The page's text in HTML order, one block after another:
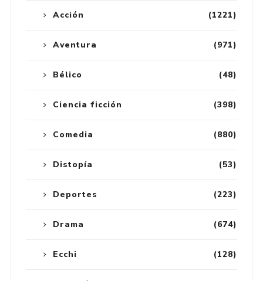
(1221)
Acción
(971)
Aventura
(48)
Bélico
(398)
Ciencia ficción
(880)
Comedia
(53)
Distopía
(223)
Deportes
(674)
Drama
(128)
Ecchi